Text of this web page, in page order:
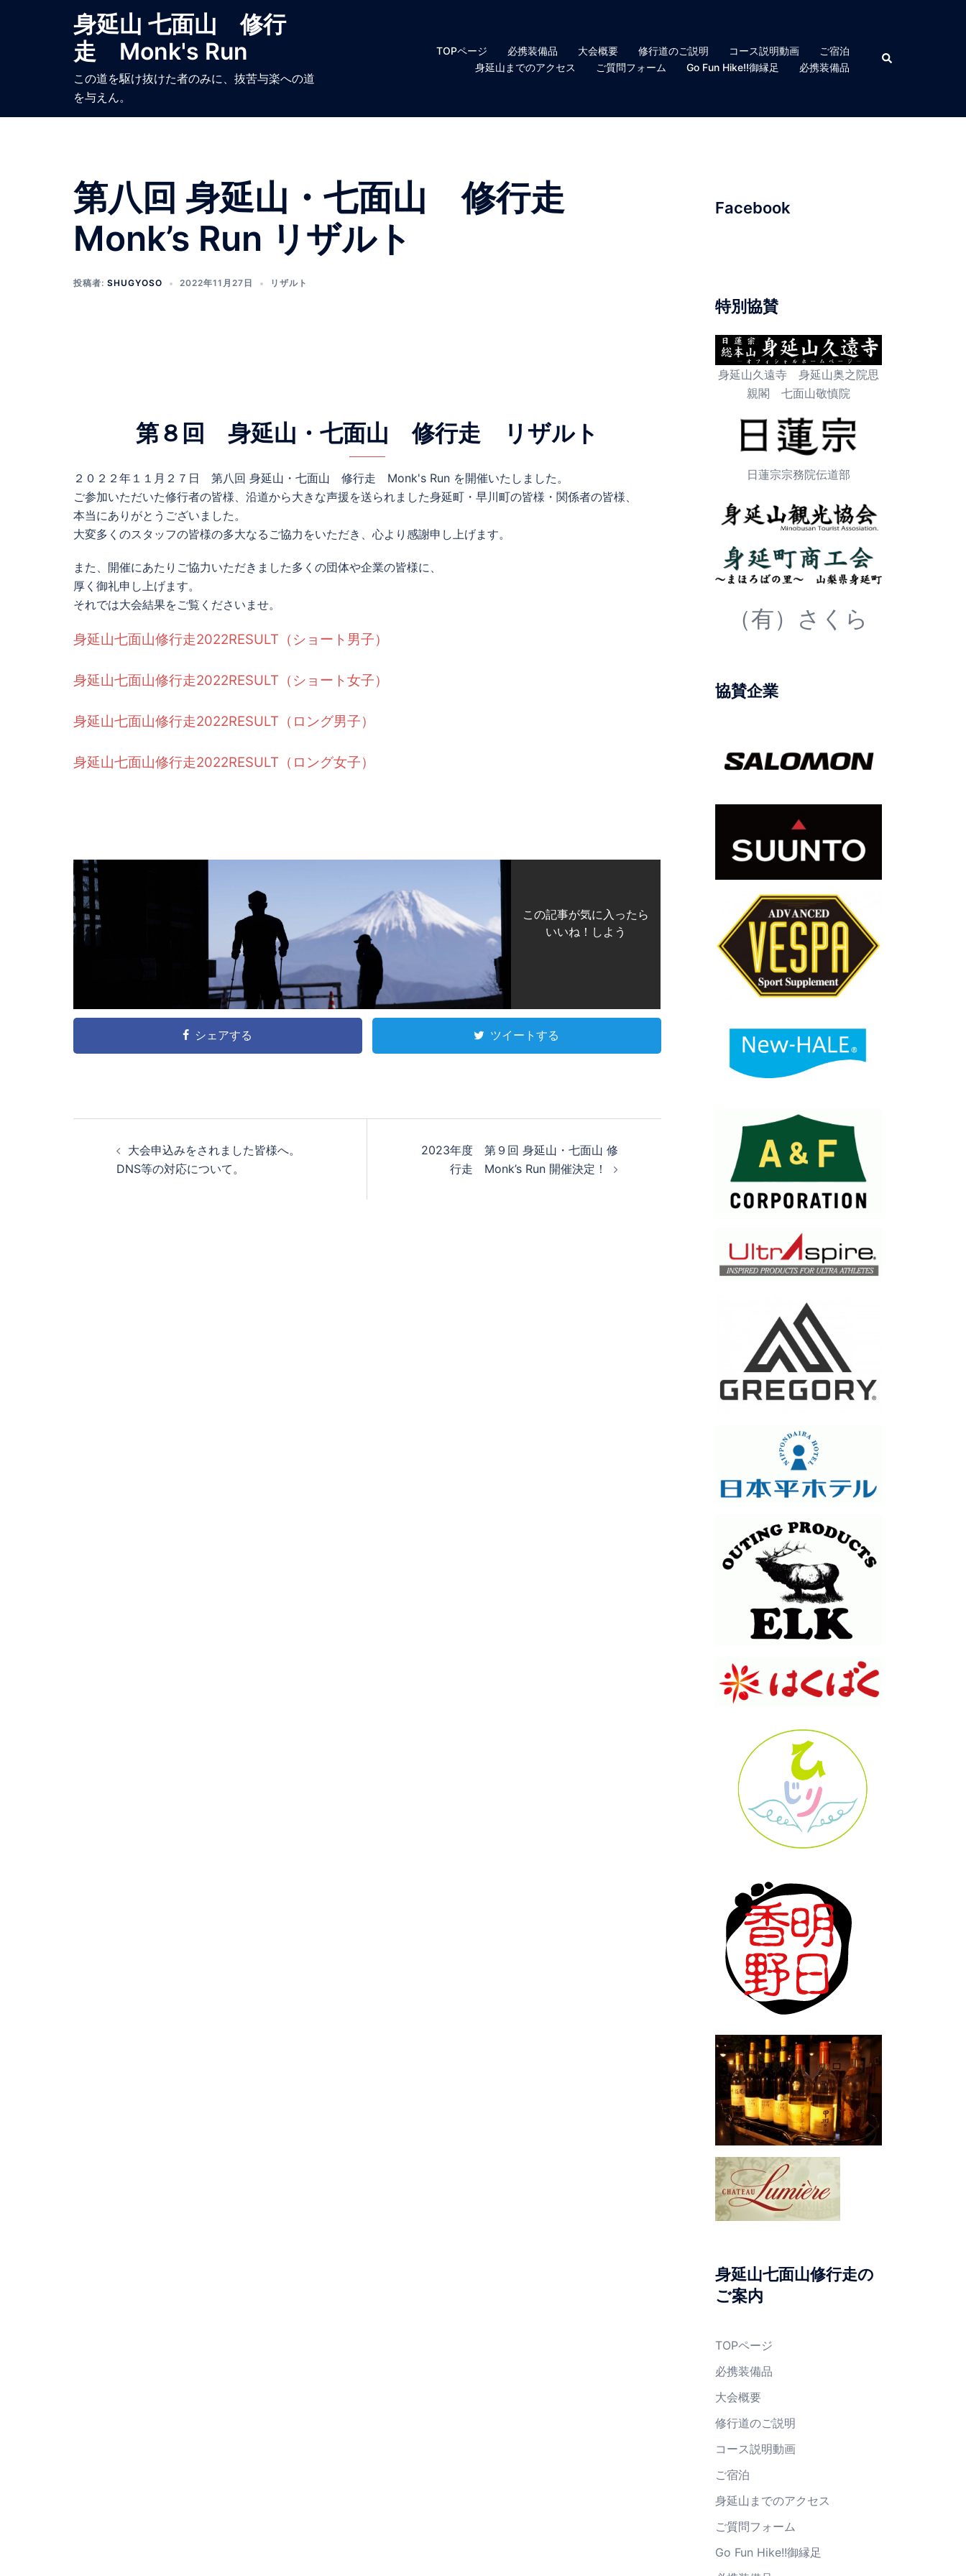
ス
身延山 七面山 修行
走 Monk's Run
この道を駆け抜けた者のみに、抜苦与楽への道
を与えん。
TOPページ 必携装備品 大会概要 修行道のご説明 コース説明動画
ご宿泊
身延山までのアクセス
ご質問フォーム Go Fun Hike!!御縁足 必携装備品
検
索
第八回 身延山・七面山 修行走
Monk’s Run リザルト
投稿者: SHUGYOSO 2022年11月27日 リザルト
第８回 身延山・七面山 修行走 リザルト
２０２２年１１月２７日 第八回 身延山・七面山 修行走 Monk's Run を開催いたしました。
ご参加いただいた修行者の皆様、沿道から大きな声援を送られました身延町・早川町の皆様・関係者の皆様、
本当にありがとうございました。
大変多くのスタッフの皆様の多大なるご協力をいただき、心より感謝申し上げます。
また、開催にあたりご協力いただきました多くの団体や企業の皆様に、
厚く御礼申し上げます。
それでは大会結果をご覧くださいませ。
身延山七面山修行走2022RESULT（ショート男子）
身延山七面山修行走2022RESULT（ショート女子）
身延山七面山修行走2022RESULT（ロング男子）
身延山七面山修行走2022RESULT（ロング女子）
この記事が気に入ったら
いいね！しよう
シェアする ツイートする
大会申込みをされました皆様へ。
DNS等の対応について。
2023年度 第９回 身延山・七面山 修
行走 Monk’s Run 開催決定！
Facebook
特別協賛
身延山久遠寺 身延山奥之院思
親閣 七面山敬慎院
日蓮宗宗務院伝道部
（有）さくら
協賛企業
身延山七面山修行走の
ご案内
TOPページ
必携装備品
大会概要
修行道のご説明
コース説明動画
ご宿泊
身延山までのアクセス
ご質問フォーム
Go Fun Hike!!御縁足